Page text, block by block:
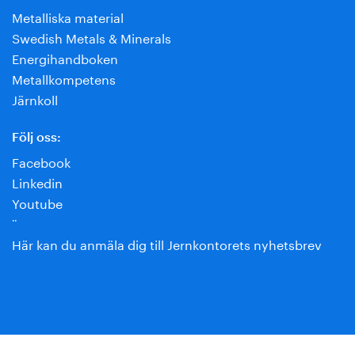
Metalliska material
Swedish Metals & Minerals
Energihandboken
Metallkompetens
Järnkoll
Följ oss:
Facebook
Linkedin
Youtube
¨
Här kan du anmäla dig till Jernkontorets nyhetsbrev